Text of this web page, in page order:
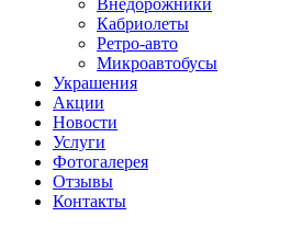
Внедорожники
Кабриолеты
Ретро-авто
Микроавтобусы
Украшения
Акции
Новости
Услуги
Фотогалерея
Отзывы
­Контакты